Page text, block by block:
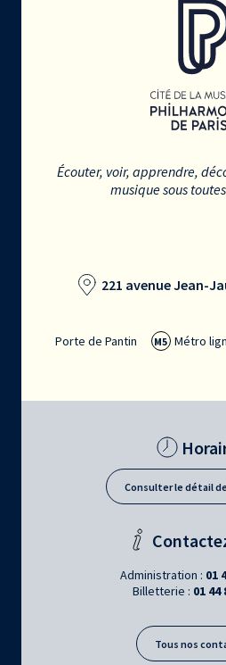
Écouter, voir, apprendre,
musique sous
221 avenue Jean-
Porte de Pantin M5 Métro
Consulter le détail
Administration : 01
Billetterie : 01 44
Tous nos